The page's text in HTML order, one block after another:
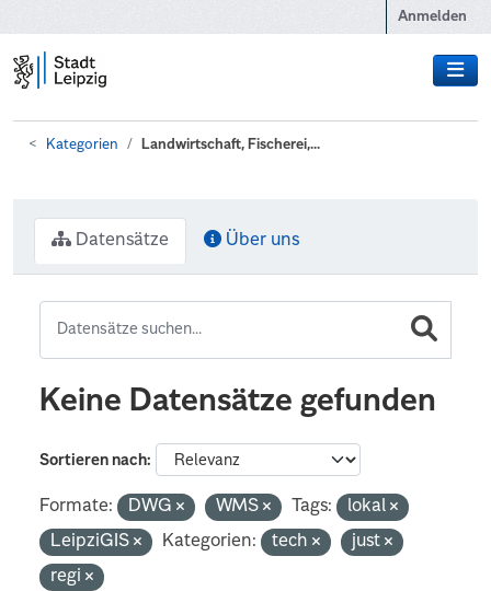
Anmelden
Kategorien Landwirtschaft, Fischerei,...
Datensätze Über uns
Keine Datensätze gefunden
Sortieren nach
Formate: DWG WMS Tags:
lokal
LeipziGIS
Kategorien: tech
just
regi